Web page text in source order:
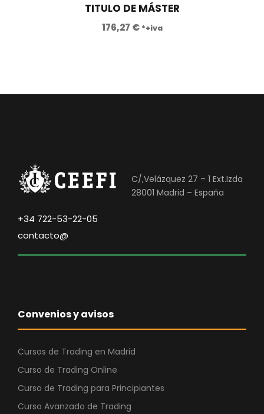
a
:
0
9
€
TITULO DE MÁSTER
176,27 € *+iva
C/,Velázquez 27 – 1 Ext.Izda
28001 Madrid – España
+34 722-53-22-05
contacto@
Convenios y avisos
Cursos de Trading en Madrid
Curso de Trading Online
Curso de Trading para Principiantes
Curso Avanzado de Trading